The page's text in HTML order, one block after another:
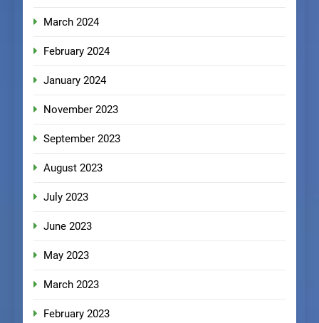
March 2024
February 2024
January 2024
November 2023
September 2023
August 2023
July 2023
June 2023
May 2023
March 2023
February 2023